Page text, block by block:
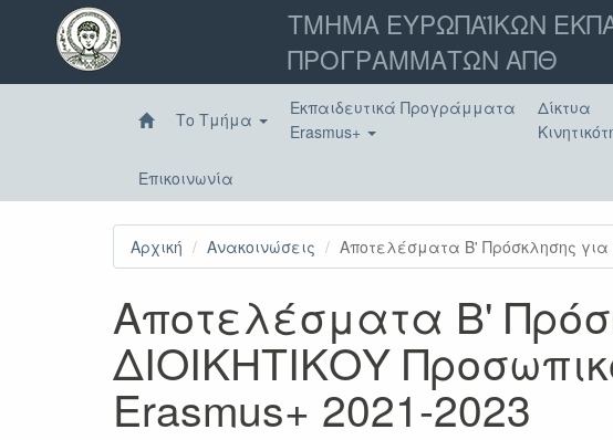
Παράκαμψη
κυρίως
ΤΜΗΜΑ ΕΥΡΩΠΑΪΚΩΝ
ΠΡΟΓΡΑΜΜΑΤΩΝ ΑΠΘ
Το Τμήμα
Εκπαιδευτικά Προγράμματα
Erasmus+
Δίκτυα
Επικοινωνία
Αρχική Ανακοινώσεις Αποτελέσματα B' Πρόσκλησης
Αποτελέσματα B'
ΔΙΟΙΚΗΤΙΚΟΥ
Erasmus+ 2021-2023